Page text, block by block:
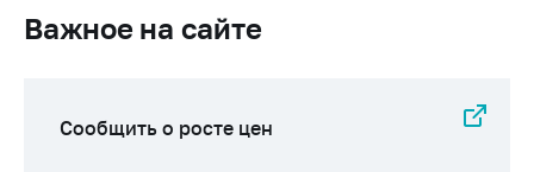
Важное на сайте
Сообщить о росте цен